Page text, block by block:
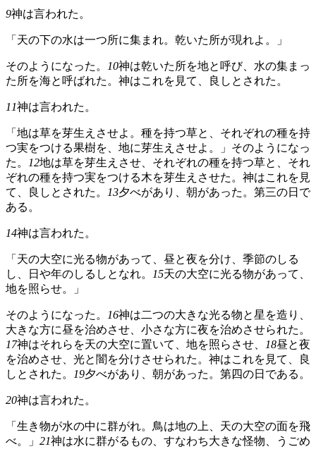
9神は言われた。
「天の下の水は一つ所に集まれ。乾いた所が現れよ。」
そのようになった。 10神は乾いた所を地と呼び、水の集まっ
た所を海と呼ばれた。神はこれを見て、良しとされた。
11神は言われた。
「地は草を芽生えさせよ。種を持つ草と、それぞれの種を持
つ実をつける果樹を、地に芽生えさせよ。」そのようになっ
た。
12地は草を芽生えさせ、それぞれの種を持つ草と、それ
ぞれの種を持つ実をつける木を芽生えさせた。神はこれを見
て、良しとされた。
13夕べがあり、朝があった。第三の日で
ある。
14神は言われた。
「天の大空に光る物があって、昼と夜を分け、季節のしる
し、日や年のしるしとなれ。
15天の大空に光る物があって、
地を照らせ。」
そのようになった。 16神は二つの大きな光る物と星を造り、
大きな方に昼を治めさせ、小さな方に夜を治めさせられた。
17神はそれらを天の大空に置いて、地を照らさせ、 18昼と夜
を治めさせ、光と闇を分けさせられた。神はこれを見て、良
しとされた。
19夕べがあり、朝があった。第四の日である。
20神は言われた。
「生き物が水の中に群がれ。鳥は地の上、天の大空の面を飛
べ。」 21神は水に群がるもの、すなわち大きな怪物、うごめ